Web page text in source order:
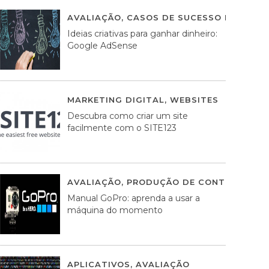
AVALIAÇÃO, CASOS DE SUCESSO DE
Ideias criativas para ganhar dinheiro:
Google AdSense
MARKETING DIGITAL, WEBSITES
Descubra como criar um site
facilmente com o SITE123
AVALIAÇÃO, PRODUÇÃO DE CONTEÚDOS
Manual GoPro: aprenda a usar a
máquina do momento
APLICATIVOS, AVALIAÇÃO